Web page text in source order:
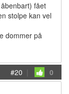
fået
stolpe kan vel
dommer på
#20 | 0